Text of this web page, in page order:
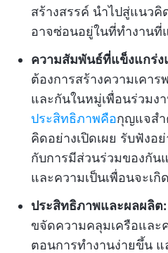
สร้างสรรค์ นำไปสู่แนว
อาจซ่อนอยู่ในที่ทำงานที่
ความสัมพันธ์ที่แข็งแกร่ง
ต้องการสร้างความเคา
และกันในหมู่เพื่อนร่วมง
ประสิทธิภาพคือกุญแจส
คิดอย่างเปิดเผย รับฟังอ
กับการมีส่วนร่วมของกัน
และความเป็นเพื่อนจะเ
ประสิทธิภาพและผลผลิต:
ขจัดความคลุมเครือและ
ตอนการทำงานง่ายขึ้น